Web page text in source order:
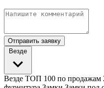
Отправить заявку
Везде
Везде ТОП 100 по продажам